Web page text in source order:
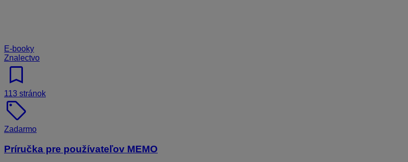
E-booky
Znalectvo
bookmark
113 stránok
sell
Zadarmo
Príručka pre používateľov MEMO